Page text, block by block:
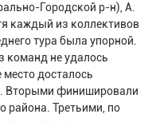
Городской р-н), А.
каждый из коллективов
тура была упорной.
команд не удалось
досталось
Вторыми финишировали
района. Третьими, по